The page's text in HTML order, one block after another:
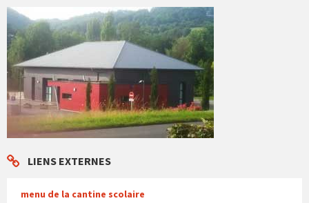
LIENS EXTERNES
menu de la cantine scolaire